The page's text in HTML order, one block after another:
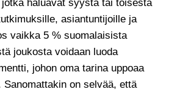
haluavat syystä tai toisesta
asiantuntijoille ja
vaikka 5 % suomalaisista
joukosta voidaan luoda
johon oma tarina uppoaa
on selvää, että